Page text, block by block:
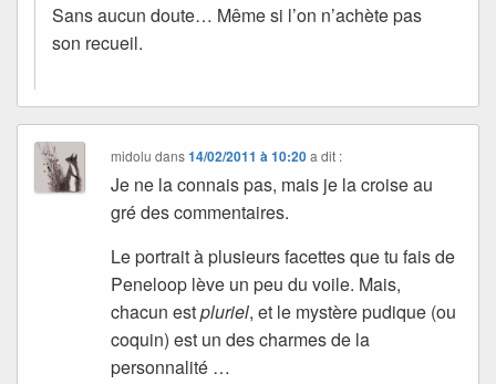
Sans aucun doute… Même si l’on n’achète pas
son recueil.
midolu dans14/02/2011 à 10:20 a dit :
Je ne la connais pas, mais je la croise au
gré des commentaires.
Le portrait à plusieurs facettes que tu fais de
Peneloop lève un peu du voile. Mais,
chacun estpluriel, et le mystère pudique (ou
coquin) est un des charmes de la
personnalité …